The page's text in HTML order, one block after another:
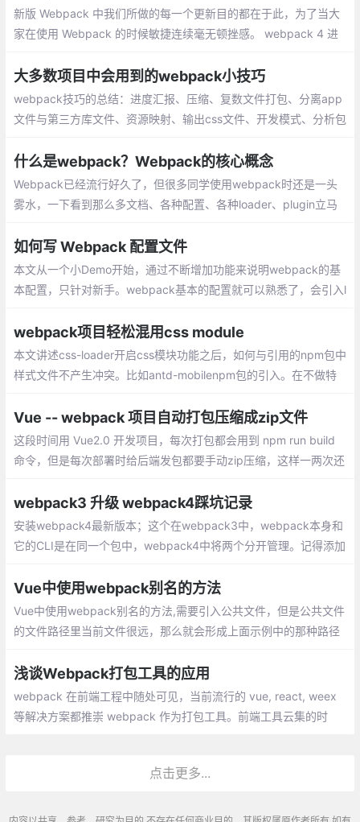
新版 Webpack 中我们所做的每一个更新目的都在于此，为了当大
家在使用 Webpack 的时候敏捷连续毫无顿挫感。 webpack 4 进
低了 60%-98%！
大多数项目中会用到的webpack小技巧
webpack技巧的总结：进度汇报、压缩、复数文件打包、分离app
文件与第三方库文件、资源映射、输出css文件、开发模式、分析包
件、清除extract-text-webpack-plugin日志。
什么是webpack？Webpack的核心概念
Webpack已经流行好久了，但很多同学使用webpack时还是一头
雾水，一下看到那么多文档、各种配置、各种loader、plugin立马
一知半解的状态
如何写 Webpack 配置文件
本文从一个小Demo开始，通过不断增加功能来说明webpack的基
本配置，只针对新手。webpack基本的配置就可以熟悉了，会引入l
webpack项目轻松混用css module
本文讲述css-loader开启css模块功能之后，如何与引用的npm包中
样式文件不产生冲突。比如antd-mobilenpm包的引入。在不做特
Vue -- webpack 项目自动打包压缩成zip文件
这段时间用 Vue2.0 开发项目，每次打包都会用到 npm run build
命令，但是每次部署时给后端发包都要手动zip压缩，这样一两次还
要打包好多次，这就很烦了。
webpack3 升级 webpack4踩坑记录
安装webpack4最新版本；这个在webpack3中，webpack本身和
它的CLI是在同一个包中，webpack4中将两个分开管理。记得添加
Vue中使用webpack别名的方法
Vue中使用webpack别名的方法,需要引入公共文件，但是公共文件
的文件路径里当前文件很远，那么就会形成上面示例中的那种路径
修改相对路径。那么该怎么办呢？
浅谈Webpack打包工具的应用
webpack 在前端工程中随处可见，当前流行的 vue, react, weex
等解决方案都推崇 webpack 作为打包工具。前端工具云集的时
点击更多...